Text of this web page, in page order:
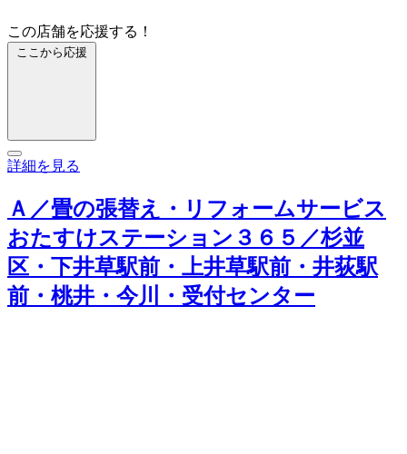
この店舗を応援する！
ここから応援
詳細を見る
Ａ／畳の張替え・リフォームサービス
おたすけステーション３６５／杉並
区・下井草駅前・上井草駅前・井荻駅
前・桃井・今川・受付センター